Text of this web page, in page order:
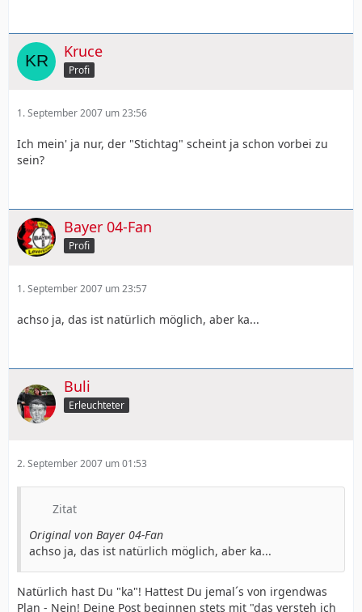
Kruce
Profi
1. September 2007 um 23:56
Ich mein' ja nur, der "Stichtag" scheint ja schon vorbei zu
sein?
Bayer 04-Fan
Profi
1. September 2007 um 23:57
achso ja, das ist natürlich möglich, aber ka...
Buli
Erleuchteter
2. September 2007 um 01:53
Zitat
Original von Bayer 04-Fan
achso ja, das ist natürlich möglich, aber ka...
Natürlich hast Du "ka"! Hattest Du jemal´s von irgendwas
Plan - Nein! Deine Post beginnen stets mit "das versteh ich